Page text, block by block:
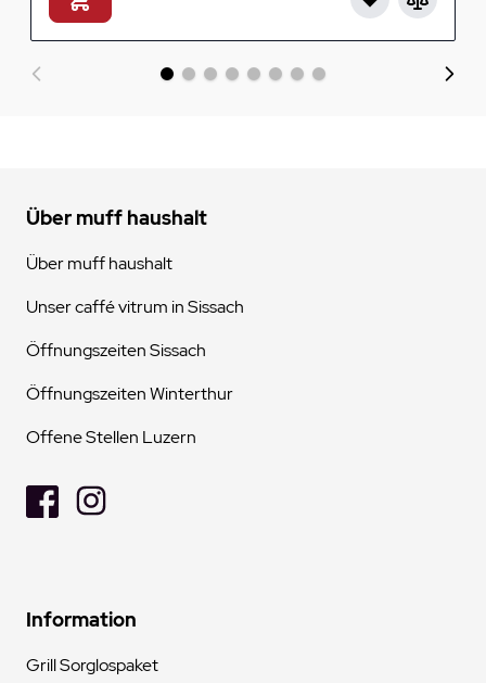
Über muff haushalt
Über muff haushalt
Unser caffé vitrum in Sissach
Öffnungszeiten Sissach
Öffnungszeiten Winterthur
Offene Stellen Luzern
Information
Grill Sorglospaket